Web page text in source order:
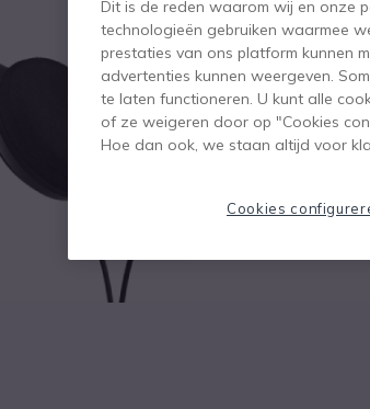
Dit is de reden waarom wij en onze
technologieën gebruiken waarmee
prestaties van ons platform kunnen
advertenties kunnen weergeven.
te laten functioneren. U kunt alle
of ze weigeren door op "Cookies
Hoe dan ook, we staan altijd voor
Cookies